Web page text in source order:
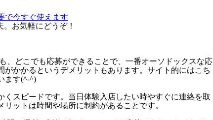
で今すぐ使えます
お気軽にどうぞ！
、どこでも応募ができることで、一番オーソドックスな応
がかかるというデメリットもあります。サイト的にはこち
ます(^-^)
くスピードです。当日体験入店したい時やすぐに連絡を取
リットは時間や場所に制約があることです。